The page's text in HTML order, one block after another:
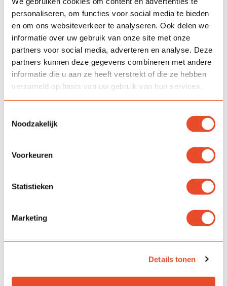
personaliseren, om functies voor social media te bieden
en om ons websiteverkeer te analyseren. Ook delen we
informatie over uw gebruik van onze site met onze
partners voor social media, adverteren en analyse. Deze
partners kunnen deze gegevens combineren met andere
informatie die u aan ze heeft verstrekt of die ze hebben
verzameld op basis van uw gebruik van hun services.
Noodzakelijk
Voorkeuren
Statistieken
Marketing
Details tonen
kind en geven altijd de juiste terugkoppeling”.
- Wat een ouder zegt over kinderopvang van Kids First